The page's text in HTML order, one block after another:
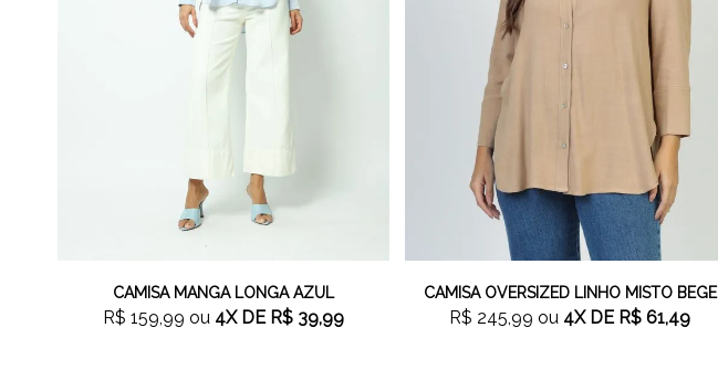
CAMISA MANGA LONGA AZUL
R$ 159,99 ou 4XDE R$ 39,99
CAMISA OVERSIZED LINHO MISTO BEGE
R$ 245,99 ou 4XDE R$ 61,49